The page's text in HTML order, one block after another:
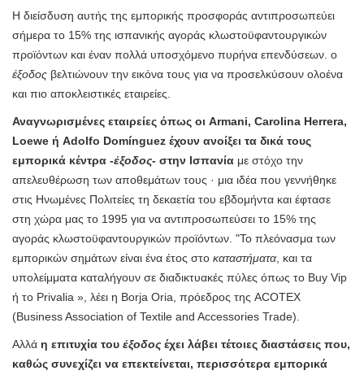
Η διείσδυση αυτής της εμπορικής προσφοράς αντιπροσωπεύει
σήμερα το 15% της ισπανικής αγοράς κλωστοϋφαντουργικών
προϊόντων και έναν πολλά υποσχόμενο πυρήνα επενδύσεων. ο
έξοδος βελτιώνουν την εικόνα τους για να προσελκύσουν ολοένα
και πιο αποκλειστικές εταιρείες.
Αναγνωρισμένες εταιρείες όπως οι Armani, Carolina Herrera,
Loewe ή Adolfo Domínguez έχουν ανοίξει τα δικά τους
εμπορικά κέντρα -έξοδος- στην Ισπανία με στόχο την
απελευθέρωση των αποθεμάτων τους · μια ιδέα που γεννήθηκε
στις Ηνωμένες Πολιτείες τη δεκαετία του εβδομήντα και έφτασε
στη χώρα μας το 1995 για να αντιπροσωπεύσει το 15% της
αγοράς κλωστοϋφαντουργικών προϊόντων. "Το πλεόνασμα των
εμπορικών σημάτων είναι ένα έτος στο καταστήματα, και τα
υπολείμματα καταλήγουν σε διαδικτυακές πύλες όπως το Buy Vip
ή το Privalia », λέει η Borja Oria, πρόεδρος της ACOTEX
(Business Association of Textile and Accessories Trade).
Αλλά η επιτυχία του έξοδος έχει λάβει τέτοιες διαστάσεις που,
καθώς συνεχίζει να επεκτείνεται, περισσότερα εμπορικά